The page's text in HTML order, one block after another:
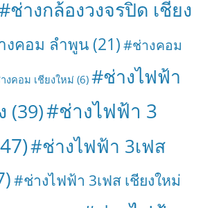
ช่างกล้องวงจรปิด เชียง
งคอม ลำพูน (21)#ช่างคอม
งคอม เชียงใหม่ (6) #ช่างไฟฟ้า
(39)#ช่างไฟฟ้า 3
#ช่างไฟฟ้า 3เฟส
#ช่างไฟฟ้า 3เฟส เชียงใหม่